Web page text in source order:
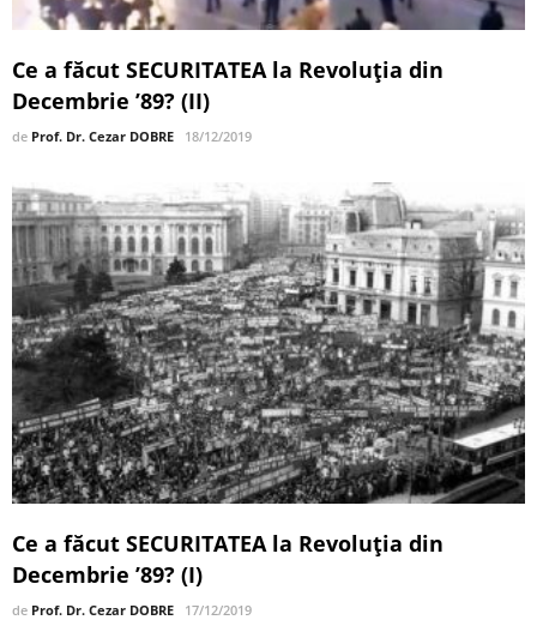
Ce a făcut SECURITATEA la Revoluția din
Decembrie ’89? (II)
de Prof. Dr. Cezar DOBRE 18/12/2019
Ce a făcut SECURITATEA la Revoluția din
Decembrie ’89? (I)
de Prof. Dr. Cezar DOBRE 17/12/2019